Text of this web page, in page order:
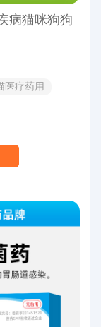
病猫咪狗狗
医疗药用